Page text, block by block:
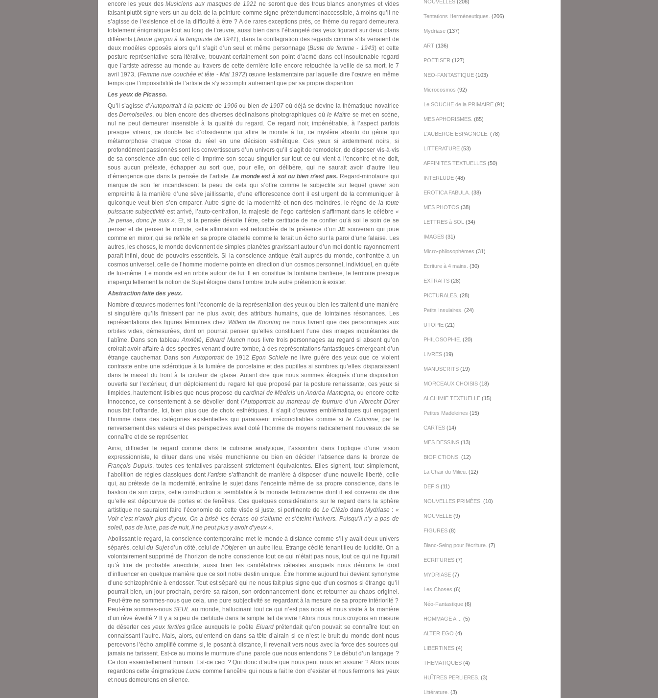
encore les yeux desMusiciens aux masques de 1921 ne seront que des trous blancs anonymes et vides
faisant plutôt signe vers un au-delà de la peinture comme signe prétendument inaccessible, à moins qu’il ne
s’agisse de l’existence et de la difficulté à être ? A de rares exceptions près, ce thème du regard demeurera
totalement énigmatique tout au long de l’œuvre, aussi bien dans l’étrangeté des yeux figurant sur deux plans
différents (Jeune garçon à la langouste de 1941), dans la conflagration des regards comme s’ils venaient de
deux modèles opposés alors qu’il s’agit d’un seul et même personnage (Buste de femme - 1943) et cette
posture représentative sera itérative, trouvant certainement son point d’acmé dans cet insoutenable regard
que l’artiste adresse au monde au travers de cette dernière toile encore retouchée la veille de sa mort, le 7
avril 1973, (Femme nue couchée et tête - Mai 1972) œuvre testamentaire par laquelle dire l’œuvre en même
temps que l’impossibilité de l’artiste de s’y accomplir autrement que par sa propre disparition.
Les yeux de Picasso.
Qu’il s’agisse d’Autoportrait à la palette de 1906ou bien de 1907 où déjà se devine la thématique novatrice
desDemoiselles, ou bien encore des diverses déclinaisons photographiques où le Maîtrese met en scène,
nul ne peut demeurer insensible à la qualité du regard. Ce regard noir, impénétrable, à l’aspect parfois
presque vitreux, ce double lac d’obsidienne qui attire le monde à lui, ce mystère absolu du génie qui
métamorphose chaque chose du réel en une décision esthétique. Ces yeux si ardemment noirs, si
profondément passionnés sont les convertisseurs d’un univers qu’il s’agit de remodeler, de disposer vis-à-vis
de sa conscience afin que celle-ci imprime son sceau singulier sur tout ce qui vient à l’encontre et ne doit,
sous aucun prétexte, échapper au sort que, pour elle, on délibère, qui ne saurait avoir d’autre lieu
d’émergence que dans la pensée de l’artiste. Le monde est à soi ou bien n’est pas.Regard-minotaure qui
marque de son fer incandescent la peau de cela qui s’offre comme le subjectile sur lequel graver son
empreinte à la manière d’une sève jaillissante, d’une efflorescence dont il est urgent de la communiquer à
quiconque veut bien s’en emparer. Autre signe de la modernité et non des moindres, le règne de la toute
puissante subjectivité est arrivé, l’auto-centration, la majesté de l’ego cartésien s’affirmant dans le célèbre «
Je pense, donc je suis ». Et, si la pensée dévoile l’être, cette certitude de ne confier qu’à soi le soin de se
penser et de penser le monde, cette affirmation est redoublée de la présence d’unJEsouverain qui joue
comme en miroir, qui se reflète en sa propre citadelle comme le ferait un écho sur la paroi d’une falaise. Les
autres, les choses, le monde deviennent de simples planètes gravissant autour d’un moi dont le rayonnement
paraît infini, doué de pouvoirs essentiels. Si la conscience antique était auprès du monde, confrontée à un
cosmos universel, celle de l’homme moderne pointe en direction d’un cosmos personnel, individuel, en quête
de lui-même. Le monde est en orbite autour de lui. Il en constitue la lointaine banlieue, le territoire presque
inaperçu tellement la notion de Sujet éloigne dans l’ombre toute autre prétention à exister.
Abstraction faite des yeux.
Nombre d’œuvres modernes font l’économie de la représentation des yeux ou bien les traitent d’une manière
si singulière qu’ils finissent par ne plus avoir, des attributs humains, que de lointaines résonances. Les
représentations des figures féminines chez Willem de Kooningne nous livrent que des personnages aux
orbites vides, démesurées, dont on pourrait penser qu’elles constituent l’une des images inquiétantes de
l’abîme. Dans son tableauAnxiété, Edvard Munch nous livre trois personnages au regard si absent qu’on
croirait avoir affaire à des spectres venant d’outre-tombe, à des représentations fantastiques émergeant d’un
étrange cauchemar. Dans sonAutoportrait de 1912 Egon Schiele ne livre guère des yeux que ce violent
contraste entre une sclérotique à la lumière de porcelaine et des pupilles si sombres qu’elles disparaissent
dans le massif du front à la couleur de glaise. Autant dire que nous sommes éloignés d’une disposition
ouverte sur l’extérieur, d’un déploiement du regard tel que proposé par la posture renaissante, ces yeux si
limpides, hautement lisibles que nous propose ducardinal de Médicis unAndréa Mantegna, ou encore cette
innocence, ce consentement à se dévoiler dont l’Autoportrait au manteau de fourrured’unAlbrecht Dürer
nous fait l’offrande. Ici, bien plus que de choix esthétiques, il s’agit d’œuvres emblématiques qui engagent
l’homme dans des catégories existentielles qui paraissent irréconciliables comme si le Cubisme, par le
renversement des valeurs et des perspectives avait doté l’homme de moyens radicalement nouveaux de se
connaître et de se représenter.
Ainsi, diffracter le regard comme dans le cubisme analytique, l’assombrir dans l’optique d’une vision
expressionniste, le diluer dans une visée munchienne ou bien en décider l’absence dans le bronze de
François Dupuis, toutes ces tentatives paraissent strictement équivalentes. Elles signent, tout simplement,
l’abolition de règles classiques dont l’artistes’affranchit de manière à disposer d’une nouvelle liberté, celle
qui, au prétexte de la modernité, entraîne le sujet dans l’enceinte même de sa propre conscience, dans le
bastion de son corps, cette construction si semblable à la monade leibnizienne dont il est convenu de dire
qu’elle est dépourvue de portes et de fenêtres. Ces quelques considérations sur le regard dans la sphère
artistique ne sauraient faire l’économie de cette visée si juste, si pertinente de Le CléziodansMydriase : «
Voir c’est n’avoir plus d’yeux. On a brisé les écrans où s’allume et s’éteint l’univers. Puisqu’il n’y a pas de
soleil, pas de lune, pas de nuit, il ne peut plus y avoir d’yeux ».
Abolissant le regard, la conscience contemporaine met le monde à distance comme s’il y avait deux univers
séparés, celuidu Sujetd’un côté, celuide l’Objeten un autre lieu. Etrange cécité tenant lieu de lucidité. On a
volontairement supprimé de l’horizon de notre conscience tout ce qui n’était pas nous, tout ce qui ne figurait
qu’à titre de probable anecdote, aussi bien les candélabres célestes auxquels nous dénions le droit
d’influencer en quelque manière que ce soit notre destin unique. Être homme aujourd’hui devient synonyme
d’une schizophrénie à endosser. Tout est séparé qui ne nous fait plus signe que d’un cosmos si étrange qu’il
pourrait bien, un jour prochain, perdre sa raison, son ordonnancement donc et retourner au chaos originel.
Peut-être ne sommes-nous que cela, une pure subjectivité se regardant à la mesure de sa propre intériorité ?
Peut-être sommes-nous SEULau monde, hallucinant tout ce qui n’est pas nous et nous visite à la manière
d’un rêve éveillé ? Il y a si peu de certitude dans le simple fait de vivre ! Alors nous nous croyons en mesure
de déserter cesyeux fertilesgrâce auxquels le poète Eluardprétendait qu’on pouvait se connaître tout en
connaissant l’autre. Mais, alors, qu’entend-on dans sa tête d’airain si ce n’est le bruit du monde dont nous
percevons l’écho amplifié comme si, le posant à distance, il revenait vers nous avec la force des sources qui
jamais ne tarissent. Est-ce au moins le murmure d’une parole que nous entendons ? Le début d’un langage ?
Ce don essentiellement humain. Est-ce ceci ? Qui donc d’autre que nous peut nous en assurer ? Alors nous
regardons cette énigmatiqueLucie comme l’ancêtre qui nous a fait le don d’exister et nous fermons les yeux
et nous demeurons en silence.
NOUVELLES(208)
Tentations Herméneutiques. (206)
Mydriase(137)
ART(136)
POETISER (127)
NEO-FANTASTIQUE(103)
Microcosmos (92)
Le SOUCHE de la PRIMAIRE(91)
MES APHORISMES. (85)
L'AUBERGE ESPAGNOLE. (78)
LITTERATURE(53)
AFFINITES TEXTUELLES(50)
INTERLUDE(48)
EROTICA FABULA. (38)
MES PHOTOS(38)
LETTRES à SOL (34)
IMAGES(31)
Micro-philosophèmes (31)
Ecriture à 4 mains. (30)
EXTRAITS(28)
PICTURALES. (28)
Petits Insulaires. (24)
UTOPIE(21)
PHILOSOPHIE. (20)
LIVRES(19)
MANUSCRITS(19)
MORCEAUX CHOISIS(18)
ALCHIMIE TEXTUELLE(15)
Petites Madeleines (15)
CARTES(14)
MES DESSINS(13)
BIOFICTIONS. (12)
La Chair du Milieu. (12)
DEFIS(11)
NOUVELLES PRIMÉES. (10)
NOUVELLE(9)
FIGURES(8)
Blanc-Seing pour l'écriture. (7)
ECRITURES(7)
MYDRIASE(7)
Les Choses (6)
Néo-Fantastique(6)
HOMMAGE A ... (5)
ALTER EGO (4)
LIBERTINES(4)
THEMATIQUES(4)
HUÎTRES PERLIERES. (3)
Littérature. (3)